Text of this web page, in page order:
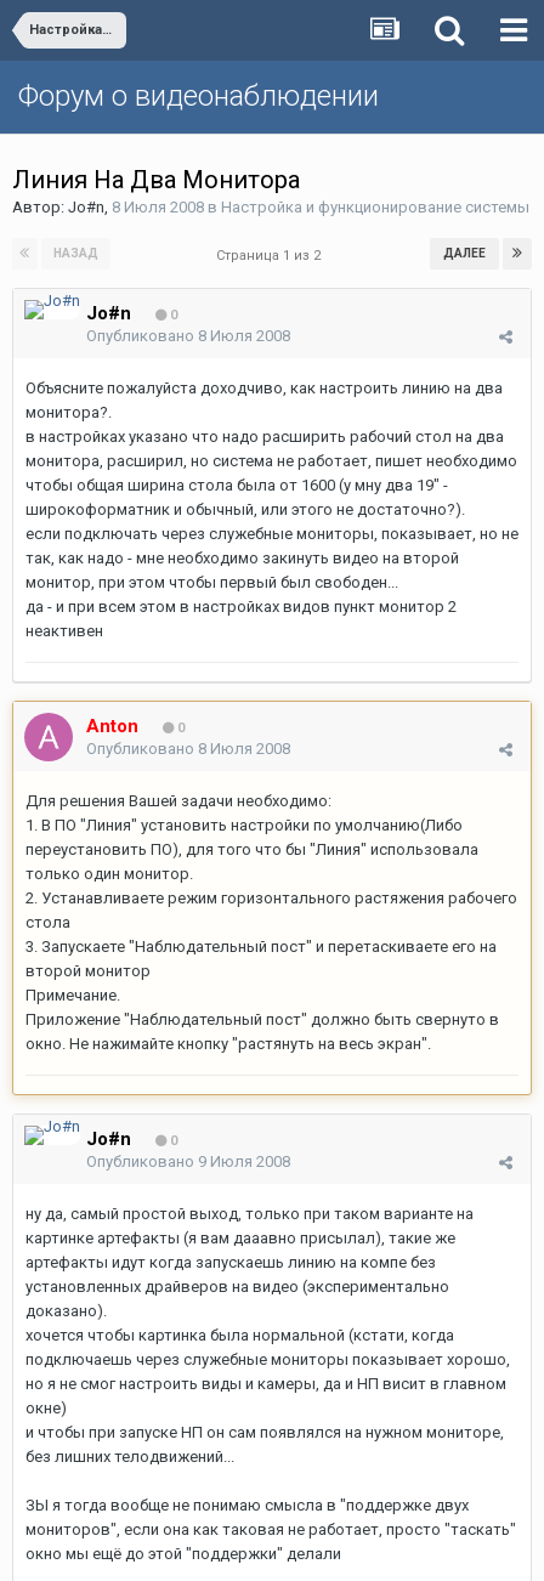
Настройка и функционирование системы
Форум о видеонаблюдении
Линия На Два Монитора
Автор: Jo#n, 8 Июля 2008 в Настройка и функционирование системы
НАЗАД ДАЛЕЕ
Страница 1 из 2
Jo#n 0
Опубликовано 8 Июля 2008
Объясните пожалуйста доходчиво, как настроить линию на два
монитора?.
в настройках указано что надо расширить рабочий стол на два
монитора, расширил, но система не работает, пишет необходимо
чтобы общая ширина стола была от 1600 (у мну два 19" -
широкоформатник и обычный, или этого не достаточно?).
если подключать через служебные мониторы, показывает, но не
так, как надо - мне необходимо закинуть видео на второй
монитор, при этом чтобы первый был свободен...
да - и при всем этом в настройках видов пункт монитор 2
неактивен
Anton 0
Опубликовано 8 Июля 2008
Для решения Вашей задачи необходимо:
1. В ПО "Линия" установить настройки по умолчанию(Либо
переустановить ПО), для того что бы "Линия" использовала
только один монитор.
2. Устанавливаете режим горизонтального растяжения рабочего
стола
3. Запускаете "Наблюдательный пост" и перетаскиваете его на
второй монитор
Примечание.
Приложение "Наблюдательный пост" должно быть свернуто в
окно. Не нажимайте кнопку "растянуть на весь экран".
Jo#n 0
Опубликовано 9 Июля 2008
ну да, самый простой выход, только при таком варианте на
картинке артефакты (я вам дааавно присылал), такие же
артефакты идут когда запускаешь линию на компе без
установленных драйверов на видео (экспериментально
доказано).
хочется чтобы картинка была нормальной (кстати, когда
подключаешь через служебные мониторы показывает хорошо,
но я не смог настроить виды и камеры, да и НП висит в главном
окне)
и чтобы при запуске НП он сам появлялся на нужном мониторе,
без лишних телодвижений...
ЗЫ я тогда вообще не понимаю смысла в "поддержке двух
мониторов", если она как таковая не работает, просто "таскать"
окно мы ещё до этой "поддержки" делали